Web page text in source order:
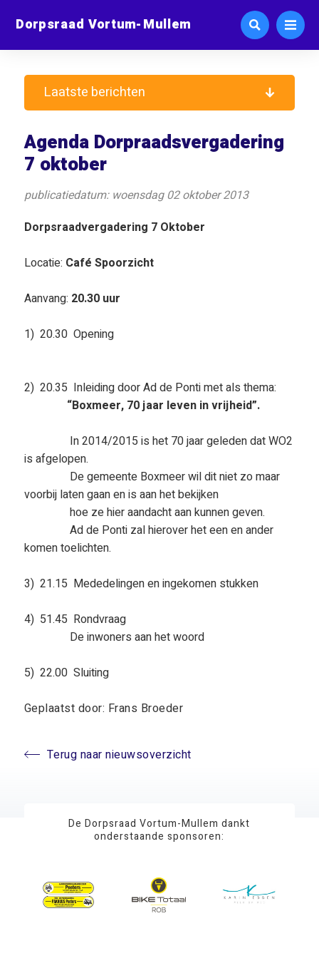
Dorpsraad Vortum-Mullem
Agenda Dorpraadsvergadering
7 oktober
publicatiedatum: woensdag 02 oktober 2013
Dorpsraadvergadering 7 Oktober
Locatie: Café Spoorzicht
Aanvang: 20.30 uur
1) 20.30 Opening
2) 20.35 Inleiding door Ad de Ponti met als thema:
“Boxmeer, 70 jaar leven in vrijheid”.
In 2014/2015 is het 70 jaar geleden dat WO2
is afgelopen.
De gemeente Boxmeer wil dit niet zo maar
voorbij laten gaan en is aan het bekijken
hoe ze hier aandacht aan kunnen geven.
Ad de Ponti zal hierover het een en ander
komen toelichten.
3) 21.15 Mededelingen en ingekomen stukken
4) 51.45 Rondvraag
De inwoners aan het woord
5) 22.00 Sluiting
Geplaatst door: Frans Broeder
Terug naar nieuwsoverzicht
Laatste berichten
De Dorpsraad Vortum-Mullem dankt
onderstaande sponsoren: